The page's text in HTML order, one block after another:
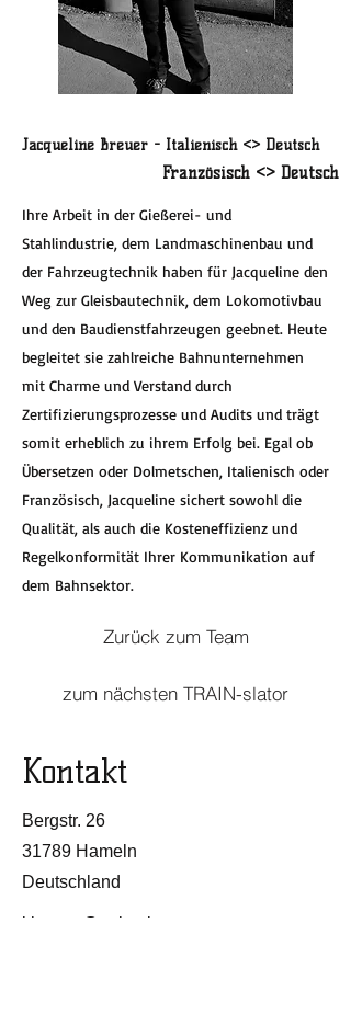
Jacqueline Breuer - Italienisch <> Deutsch
Französisch <> Deutsch
Ihre Arbeit in der Gießerei- und
Stahlindustrie, dem Landmaschinenbau und
der Fahrzeugtechnik haben für Jacqueline den
Weg zur Gleisbautechnik, dem Lokomotivbau
und den Baudienstfahrzeugen geebnet. Heute
begleitet sie zahlreiche Bahnunternehmen
mit Charme und Verstand durch
Zertifizierungsprozesse und Audits und trägt
somit erheblich zu ihrem Erfolg bei. Egal ob
Übersetzen oder Dolmetschen, Italienisch oder
Französisch, Jacqueline sichert sowohl die
Qualität, als auch die Kosteneffizienz und
Regelkonformität Ihrer Kommunikation auf
dem Bahnsektor.
Zurück zum Team
zum nächsten TRAIN-slator
Kontakt
Bergstr. 26
31789 Hameln
Deutschland
j.breuer@train-slators.com